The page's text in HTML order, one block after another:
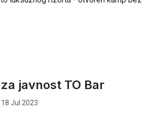
javnost TO Bar
18 Jul 2023